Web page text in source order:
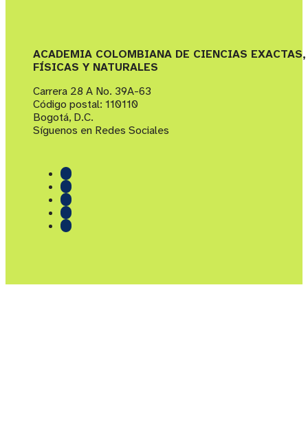
ACADEMIA COLOMBIANA DE CIENCIAS EXACTAS,
FÍSICAS Y NATURALES
Carrera 28 A No. 39A-63
Código postal: 110110
Bogotá, D.C.
Síguenos en Redes Sociales